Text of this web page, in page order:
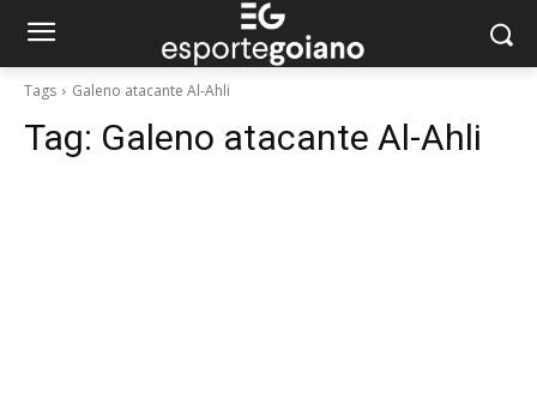
Tags Galeno atacante Al-Ahli
Tag: Galeno atacante Al-Ahli